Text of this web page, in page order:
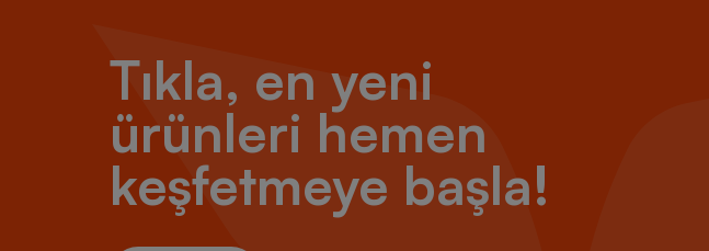
Tıkla, en yeni
ürünleri hemen
keşfetmeye başla!